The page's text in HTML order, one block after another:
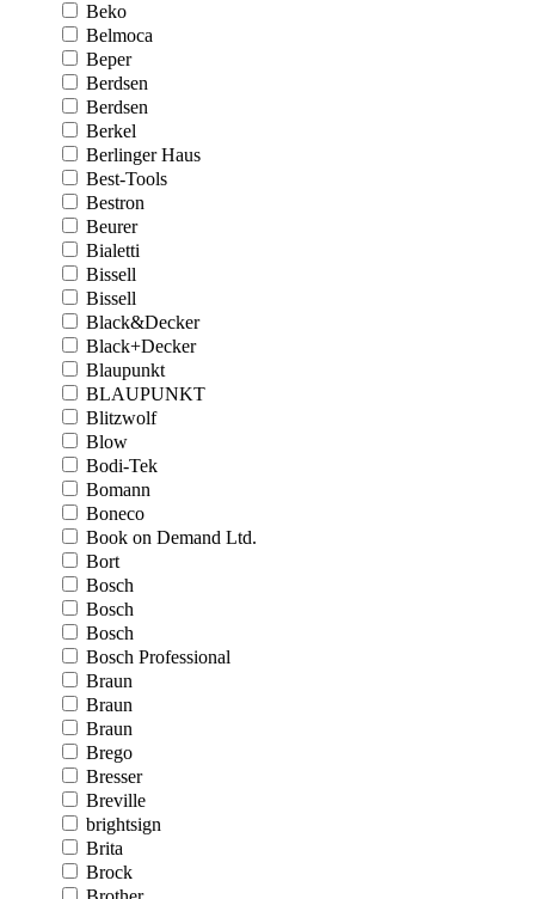
Beko
Belmoca
Beper
Berdsen
Berdsen
Berkel
Berlinger Haus
Best-Tools
Bestron
Beurer
Bialetti
Bissell
Bissell
Black&Decker
Black+Decker
Blaupunkt
BLAUPUNKT
Blitzwolf
Blow
Bodi-Tek
Bomann
Boneco
Book on Demand Ltd.
Bort
Bosch
Bosch
Bosch
Bosch Professional
Braun
Braun
Braun
Brego
Bresser
Breville
brightsign
Brita
Brock